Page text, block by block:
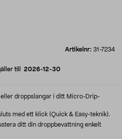
Artikelnr: 31-7234
till 2026-12-30
eller droppslangar i ditt Micro-Drip-
med ett klick (Quick & Easy-teknik).
ditt din droppbevattning enkelt